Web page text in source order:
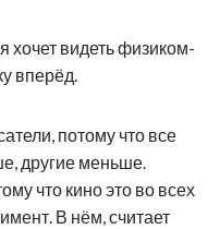
видеть физиком-
вперёд.
потому что все
другие меньше.
что кино это во всех
В нём, считает